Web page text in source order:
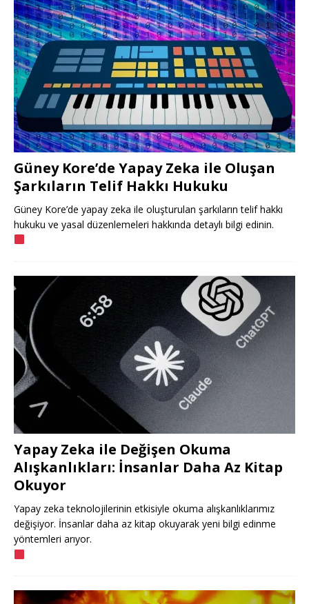
Güney Kore’de Yapay Zeka ile Oluşan
Şarkıların Telif Hakkı Hukuku
Güney Kore’de yapay zeka ile oluşturulan şarkıların telif hakkı
hukuku ve yasal düzenlemeleri hakkında detaylı bilgi edinin.
Yapay Zeka ile Değişen Okuma
Alışkanlıkları: İnsanlar Daha Az Kitap
Okuyor
Yapay zeka teknolojilerinin etkisiyle okuma alışkanlıklarımız
değişiyor. İnsanlar daha az kitap okuyarak yeni bilgi edinme
yöntemleri arıyor.